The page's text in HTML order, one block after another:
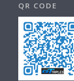
QR CODE